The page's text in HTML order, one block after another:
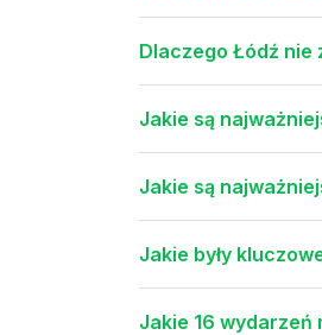
Dlaczego Łódź nie
Jakie są
Jakie są
Jakie były
Jakie 16 wydarzeń